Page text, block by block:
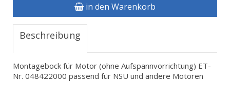
in den Warenkorb
Beschreibung
Montagebock für Motor (ohne Aufspannvorrichtung) ET-
Nr. 048422000 passend für NSU und andere Motoren